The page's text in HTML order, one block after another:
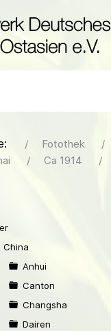
Fotothek
Ca 1914
China
Anhui
Canton
Changsha
Dairen